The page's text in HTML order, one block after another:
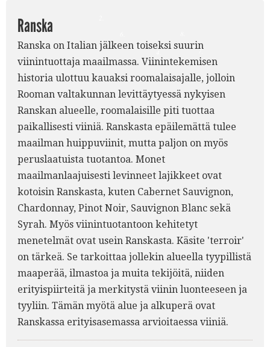
7.
Ranska
Ranska on Italian jälkeen toiseksi suurin
viinintuottaja maailmassa. Viinintekemisen
historia ulottuu kauaksi roomalaisajalle, jolloin
Rooman valtakunnan levittäytyessä nykyisen
Ranskan alueelle, roomalaisille piti tuottaa
paikallisesti viiniä. Ranskasta epäilemättä tulee
maailman huippuviinit, mutta paljon on myös
peruslaatuista tuotantoa. Monet
maailmanlaajuisesti levinneet lajikkeet ovat
kotoisin Ranskasta, kuten Cabernet Sauvignon,
Chardonnay, Pinot Noir, Sauvignon Blanc sekä
Syrah. Myös viinintuotantoon kehitetyt
menetelmät ovat usein Ranskasta. Käsite 'terroir'
on tärkeä. Se tarkoittaa jollekin alueella tyypillistä
maaperää, ilmastoa ja muita tekijöitä, niiden
erityispiirteitä ja merkitystä viinin luonteeseen ja
tyyliin. Tämän myötä alue ja alkuperä ovat
Ranskassa erityisasemassa arvioitaessa viiniä.